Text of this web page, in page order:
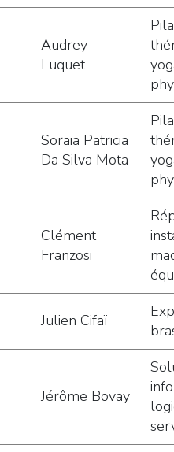
Audrey
Luquet
Soraia Patricia
Da Silva Mota
Clément
Franzosi
Julien Cifaï
Jérôme Bovay